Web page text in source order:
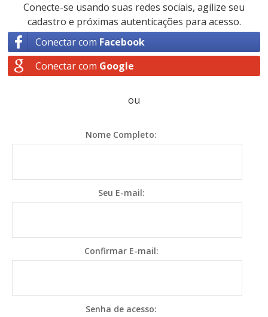
Conecte-se usando suas redes sociais, agilize seu
cadastro e próximas autenticações para acesso.
Conectar com Facebook
Conectar com Google
ou
Nome Completo:
Seu E-mail:
Confirmar E-mail:
Senha de acesso: